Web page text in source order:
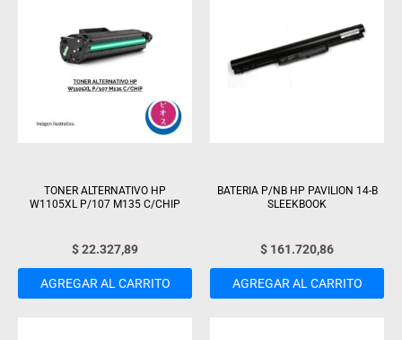
TONER ALTERNATIVO HP
W1105XL P/107 M135 C/CHIP
$22.327,89
AGREGAR AL CARRITO
BATERIA P/NB HP PAVILION 14-B
SLEEKBOOK
$ 161.720,86
AGREGAR AL CARRITO